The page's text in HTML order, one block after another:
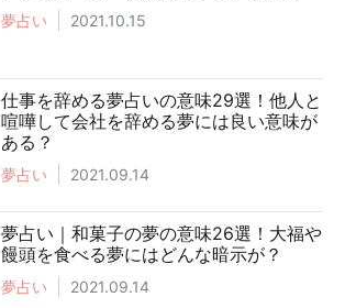
夢占い 2021.10.15
仕事を辞める夢占いの意味29選！他人と
喧嘩して会社を辞める夢には良い意味が
ある？
夢占い 2021.09.14
夢占い｜和菓子の夢の意味26選！大福や
饅頭を食べる夢にはどんな暗示が？
夢占い 2021.09.14